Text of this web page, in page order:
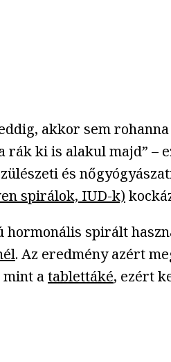
akkor sem
rák ki is alakul majd” –
és
spirálok, IUD-k)
spirált
. Az eredmény azért
mint atablettáké, ezért